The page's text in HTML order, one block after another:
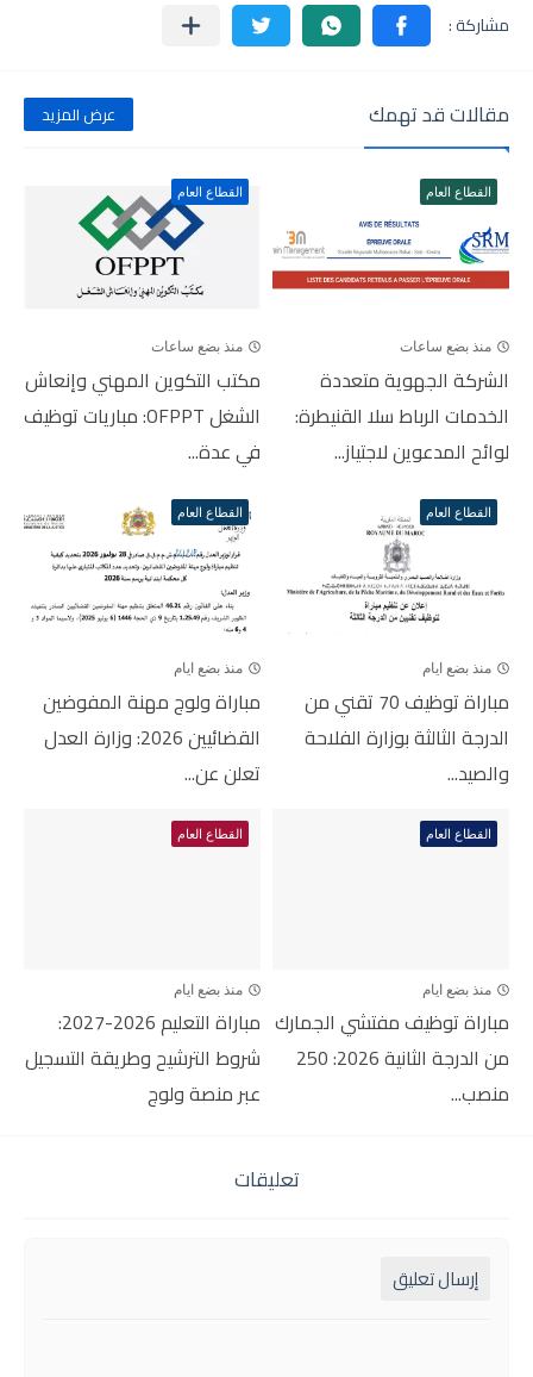
مقالات قد تهمك عرض المزيد
القطاع العام
منذ بضع ساعات
الشركة الجهوية متعددة
الخدمات الرباط سلا القنيطرة:
لوائح المدعوين لاجتياز...
القطاع العام
منذ بضع ساعات
مكتب التكوين المهني وإنعاش
الشغل OFPPT: مباريات توظيف
في عدة...
القطاع العام
منذ بضع ايام
مباراة توظيف 70 تقني من
الدرجة الثالثة بوزارة الفلاحة
والصيد...
القطاع العام
منذ بضع ايام
مباراة ولوج مهنة المفوضين
القضائيين 2026: وزارة العدل
تعلن عن...
القطاع العام
منذ بضع ايام
مباراة توظيف مفتشي الجمارك
من الدرجة الثانية 2026: 250
منصب...
القطاع العام
منذ بضع ايام
مباراة التعليم 2026-2027:
شروط الترشيح وطريقة التسجيل
عبر منصة ولوج
تعليقات
إرسال تعليق